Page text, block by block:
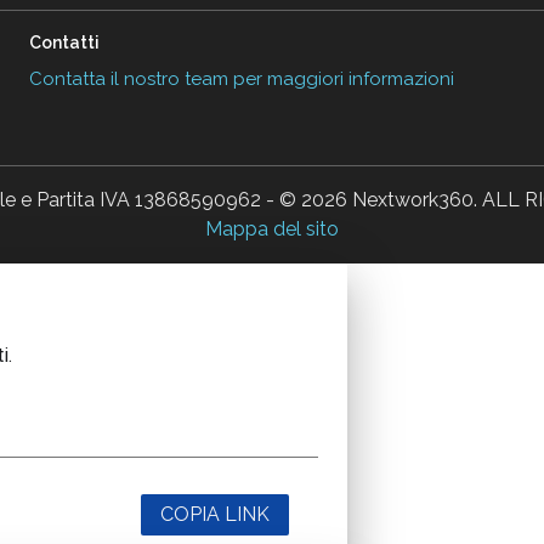
Contatti
Contatta il nostro team per maggiori informazioni
e Partita IVA 13868590962 - © 2026 Nextwork360. ALL
Mappa del sito
COPIA LINK